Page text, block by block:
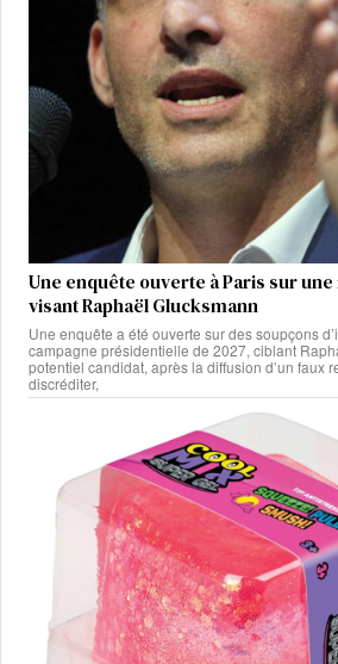
Une enquête ouverte à Paris sur
visant Raphaël Glucksmann
Une enquête a été ouverte sur des soupçons
campagne présidentielle de 2027, ciblant
potentiel candidat, après la diffusion d’un faux
discréditer,